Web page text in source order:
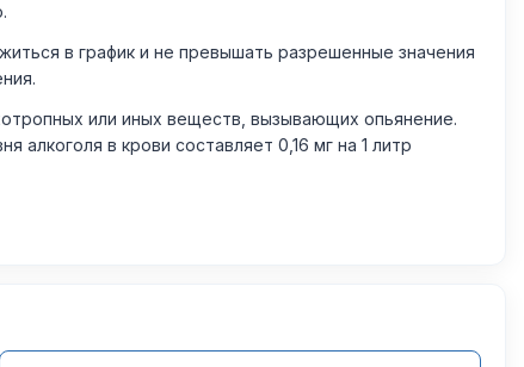
в график и не превышать разрешенные значения
или иных веществ, вызывающих опьянение.
в крови составляет 0,16 мг на 1 литр